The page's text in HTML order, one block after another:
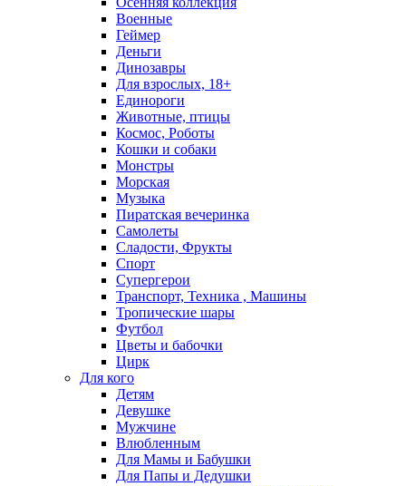
Военные
Геймер
Деньги
Динозавры
Для взрослых, 18+
Единороги
Животные, птицы
Космос, Роботы
Кошки и собаки
Монстры
Морская
Музыка
Пиратская вечеринка
Самолеты
Сладости, Фрукты
Спорт
Супергерои
Транспорт, Техника , Машины
Тропические шары
Футбол
Цветы и бабочки
Цирк
Для кого
Детям
Девушке
Мужчине
Влюбленным
Для Мамы и Бабушки
Для Папы и Дедушки